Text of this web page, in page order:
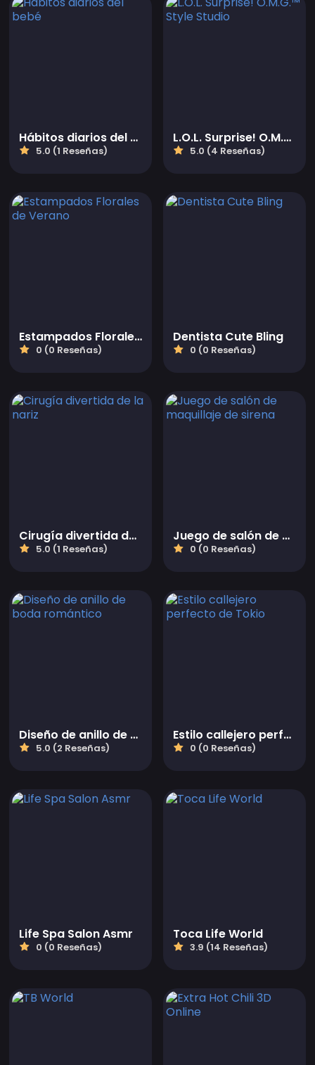
Hábitos diarios del bebé
5.0 (1 Reseñas)
L.O.L. Surprise! O.M.G.™ Style Studio
5.0 (4 Reseñas)
Estampados Florales de Verano
0 (0 Reseñas)
Dentista Cute Bling
0 (0 Reseñas)
Cirugía divertida de la nariz
5.0 (1 Reseñas)
Juego de salón de maquillaje de sirena
0 (0 Reseñas)
Diseño de anillo de boda romántico
5.0 (2 Reseñas)
Estilo callejero perfecto de Tokio
0 (0 Reseñas)
Life Spa Salon Asmr
0 (0 Reseñas)
Toca Life World
3.9 (14 Reseñas)